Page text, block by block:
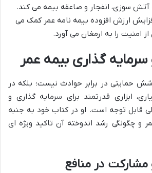
آتش سوزی، انفجار و صاعقه بیمه می کند.
ارزش افزوده بیمه نامه عمر کمک می
امنیت را به ارمغان می آورد.
سرمایه گذاری بیمه عمر
حمایتی در برابر حوادث نیست؛ بلکه در
ابزاری قدرتمند برای سرمایه گذاری و
قابل توجه است. او در کتاب خود به جنبه
و چگونگی رشد اندوخته آن تاکید ویژه ای
در منافع